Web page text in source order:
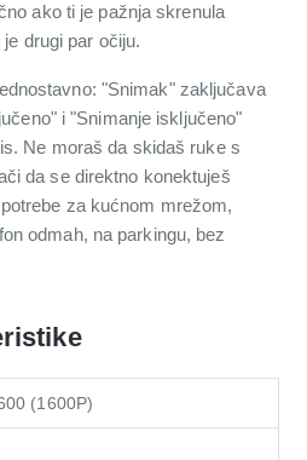
ako ti je pažnja skrenula
drugi par očiju.
"Snimak" zaključava
i "Snimanje isključeno"
Ne moraš da skidaš ruke s
da se direktno konektuješ
za kućnom mrežom,
odmah, na parkingu, bez
(1600P)